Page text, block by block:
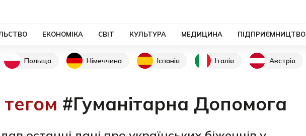
ЕКОНОМІКА СВІТ КУЛЬТУРА МЕДИЦИНА ПІДПРИЄМНИЦТВО
Польща Німеччина Іспанія Італія Австрія
#Гуманітарна Допомога